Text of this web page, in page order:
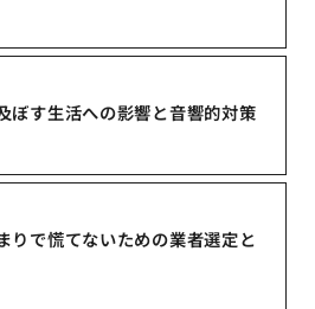
ぼす生活への影響と音響的対策
りで慌てないための業者選定と